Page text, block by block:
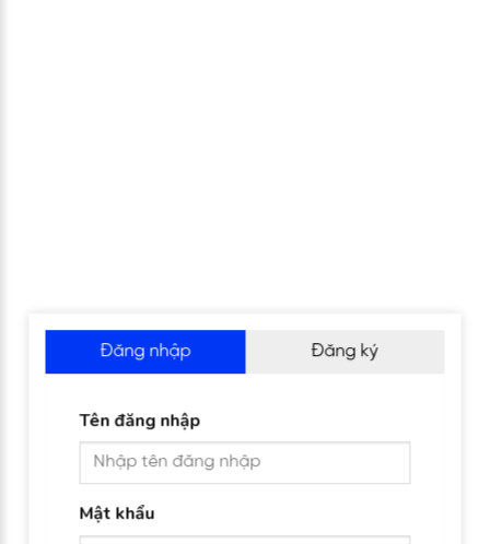
Đăng nhập Đăng ký
Tên đăng nhập
Mật khẩu